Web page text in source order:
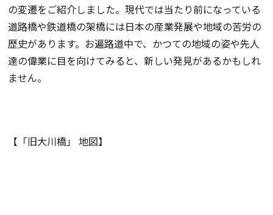
の変遷をご紹介しました。現代では当たり前になっている
道路橋や鉄道橋の架橋には日本の産業発展や地域の苦労の
歴史があります。お遍路道中で、かつての地域の姿や先人
達の偉業に目を向けてみると、新しい発見があるかもしれ
ません。
【「旧大川橋」 地図】